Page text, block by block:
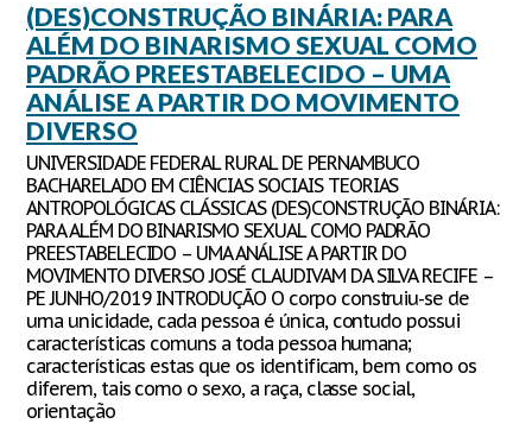
(DES)CONSTRUÇÃO BINÁRIA: PARA
ALÉM DO BINARISMO SEXUAL COMO
PADRÃO PREESTABELECIDO – UMA
ANÁLISE A PARTIR DO MOVIMENTO
DIVERSO
UNIVERSIDADE FEDERAL RURAL DE PERNAMBUCO
BACHARELADO EM CIÊNCIAS SOCIAIS TEORIAS
ANTROPOLÓGICAS CLÁSSICAS (DES)CONSTRUÇÃO BINÁRIA:
PARA ALÉM DO BINARISMO SEXUAL COMO PADRÃO
PREESTABELECIDO – UMA ANÁLISE A PARTIR DO
MOVIMENTO DIVERSO JOSÉ CLAUDIVAM DA SILVA RECIFE –
PE JUNHO/2019 INTRODUÇÃO O corpo construiu-se de
uma unicidade, cada pessoa é única, contudo possui
características comuns a toda pessoa humana;
características estas que os identificam, bem como os
diferem, tais como o sexo, a raça, classe social,
orientação